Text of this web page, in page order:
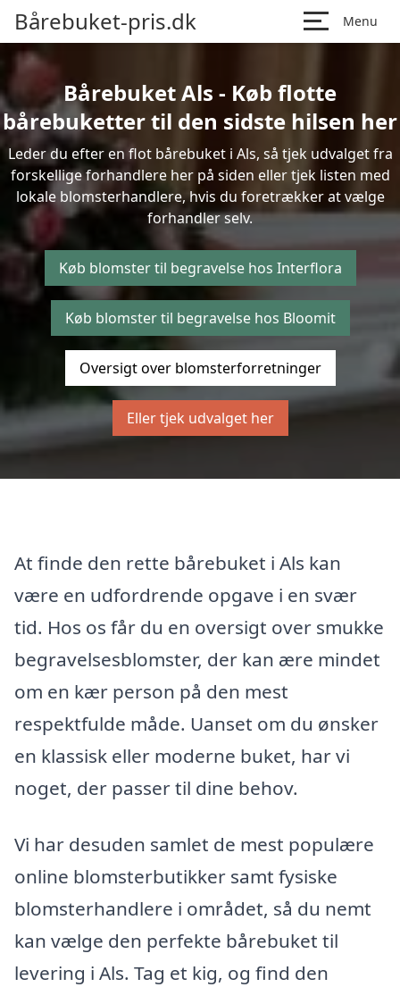
Bårebuket-pris.dk Menu
Bårebuket Als - Køb flotte
bårebuketter til den sidste hilsen her
Leder du efter en flot bårebuket i Als, så tjek udvalget fra
forskellige forhandlere her på siden eller tjek listen med
lokale blomsterhandlere, hvis du foretrækker at vælge
forhandler selv.
Køb blomster til begravelse hos Interflora
Køb blomster til begravelse hos Bloomit
Oversigt over blomsterforretninger
Eller tjek udvalget her
At finde den rette bårebuket i Als kan
være en udfordrende opgave i en svær
tid. Hos os får du en oversigt over smukke
begravelsesblomster, der kan ære mindet
om en kær person på den mest
respektfulde måde. Uanset om du ønsker
en klassisk eller moderne buket, har vi
noget, der passer til dine behov.
Vi har desuden samlet de mest populære
online blomsterbutikker samt fysiske
blomsterhandlere i området, så du nemt
kan vælge den perfekte bårebuket til
levering i Als. Tag et kig, og find den